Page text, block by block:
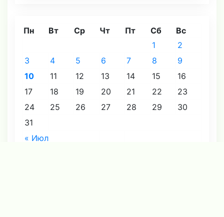
Пн Вт Ср Чт Пт Сб Вс
« Июл
1
2
3
4 5 6 7 8
9
10
11 12 13 14 15
16
17
18 19 20 21 22
23
24
25 26 27 28 29
30
31